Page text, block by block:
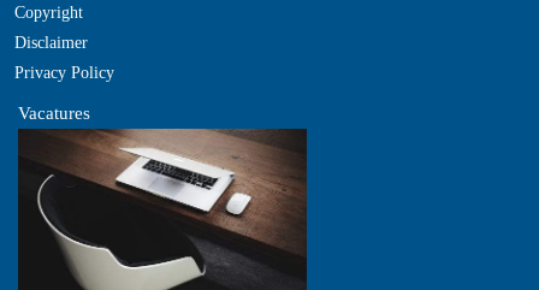
Copyright
Disclaimer
Privacy Policy
Vacatures